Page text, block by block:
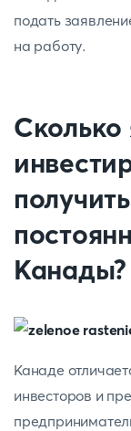
подать
на работу.
Канады?
Канаде
инвесторов и